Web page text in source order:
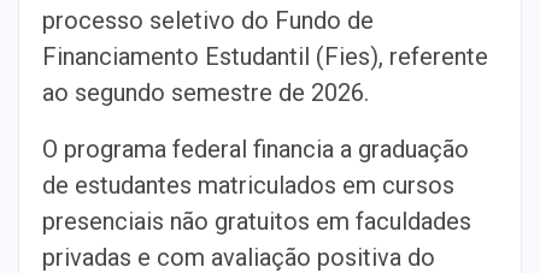
processo seletivo do Fundo de
Financiamento Estudantil (Fies), referente
ao segundo semestre de 2026.
O programa federal financia a graduação
de estudantes matriculados em cursos
presenciais não gratuitos em faculdades
privadas e com avaliação positiva do